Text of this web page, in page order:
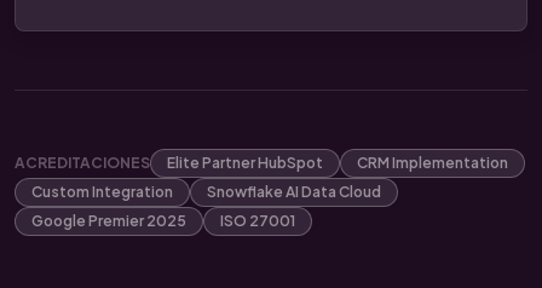
ACREDITACIONES Elite Partner HubSpot
CRM Implementation
Custom Integration
Snowflake AI Data Cloud
Google Premier 2025
ISO 27001